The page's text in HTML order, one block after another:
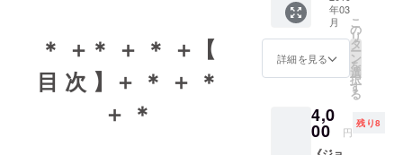
＊ ＋＊ ＋ ＊ ＋【
目 次 】＋ ＊ ＋ ＊
＋ ＊
しました。
現在、たく
さんの方々
のお力を借
私たちの想
ださ
い。
ニック
ネーム
メージ
とな
のデザ
インは
到着ま
でのお
②これ
から作
成する
チケッ
ト ドミ
トリー
１泊2日
1名様
分 宿
券 ②
ウェル
カムワ
年03
月
詳細を見る
こ
の
リ
タ
ー
ン
を
選
択
す
る
4,0
00 円
残り8